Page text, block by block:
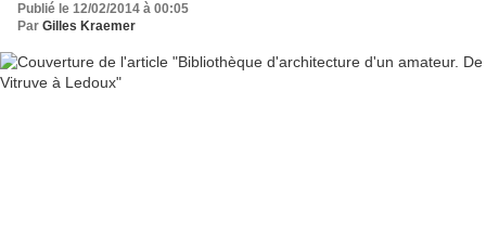
Publié le 12/02/2014 à 00:05
Par Gilles Kraemer